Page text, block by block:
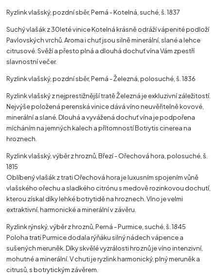
Ryzlink vlašský, pozdní sběr, Perná - Kotelná, suché, š. 1837
Suchý vlašák z 30leté vinice Kotelná krásně odráží vápenité podloží
Pavlovských vrchů. Aroma i chuť jsou silně minerální, slané a lehce
citrusové. Svěží a přesto plná a dlouhá dochuť vína Vám zpestří
slavnostní večer.
Ryzlink vlašský, pozdní sběr, Perná - Železná, polosuché, š. 1836
Ryzlink vlašský z nejprestižnější tratě Železná je exkluzivní záležitostí.
Nejvýše položená perenská vinice dává víno neuvěřitelně kovové,
minerální a slané. Dlouhá a vyvážená dochuť vína je podpořena
mícháním na jemných kalech a přítomností Botrytis cinerea na
hroznech.
Ryzlink vlašský, výběr z hroznů, Březí - Ořechová hora, polosuché, š.
1815
Oblíbený vlašák z trati Ořechová hora je luxusním spojením vůně
vlašského ořechu a sladkého citrónu s medově rozinkovou dochutí,
kterou získal díky lehké botrytidě na hroznech. Víno je velmi
extraktivní, harmonické a minerální v závěru.
Ryzlink rýnský, výběr z hroznů, Perná - Purmice, suché, š. 1845
Poloha trati Purmice dodala rýňáku silný nádech vápence a
sušených meruněk. Díky skvělé vyzrálosti hroznů je víno intenzivní,
mohutné a minerální. V chuti je ryzlink harmonický, plný meruněk a
citrusů, s botrytickým závěrem.